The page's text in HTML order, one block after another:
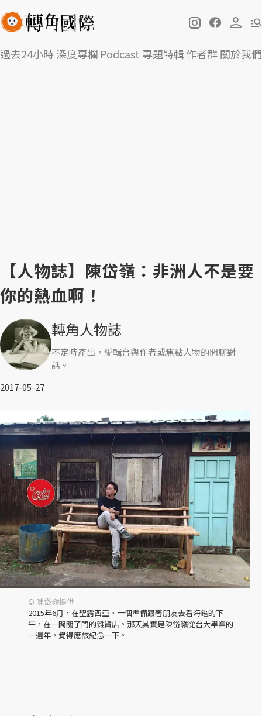
過去24小時深度專欄 Podcast 專題特輯作者群關於我們
【人物誌】陳岱嶺：非洲人不是要
你的熱血啊！
轉角人物誌
不定時產出，編輯台與作者或焦點人物的閒聊對
話。
2017-05-27
© 陳岱嶺提供
2015年6月，在聖露西亞。一個準備跟著朋友去看海龜的下
午，在一間關了門的雜貨店。那天其實是陳岱嶺從台大畢業的
一週年，覺得應該紀念一下。